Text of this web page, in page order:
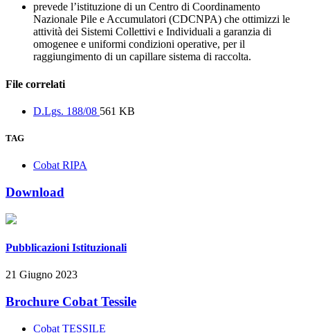
prevede l’istituzione di un Centro di Coordinamento
Nazionale Pile e Accumulatori (CDCNPA) che ottimizzi le
attività dei Sistemi Collettivi e Individuali a garanzia di
omogenee e uniformi condizioni operative, per il
raggiungimento di un capillare sistema di raccolta.
File correlati
D.Lgs. 188/08 561 KB
TAG
Cobat RIPA
Download
Pubblicazioni Istituzionali
21 Giugno 2023
Brochure Cobat Tessile
Cobat TESSILE